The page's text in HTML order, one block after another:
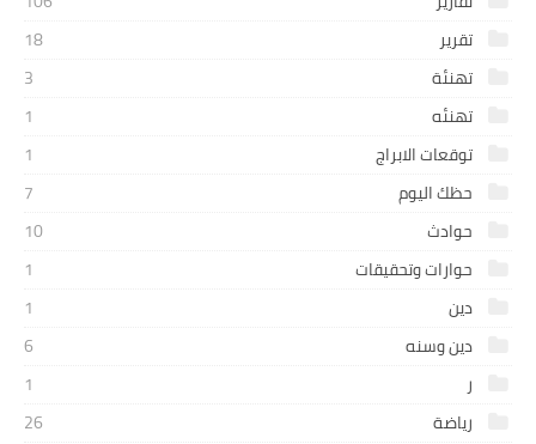
تقرير
18
تهنئة
3
تهنئه
1
توقعات الابراج
1
حظك اليوم
7
حوادث
10
حوارات وتحقيقات
1
دين
1
دين وسنه
6
ر
1
رياضة
26